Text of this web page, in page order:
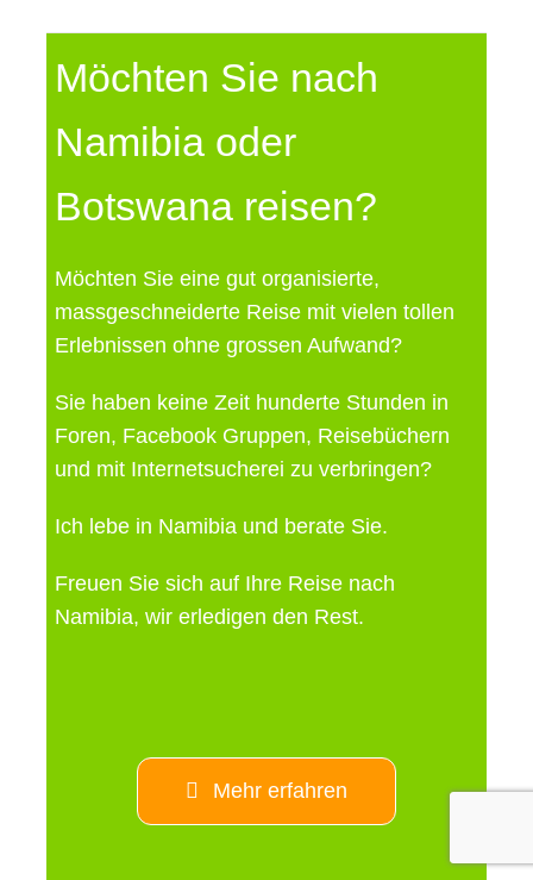
Möchten Sie nach
Namibia oder
Botswana reisen?
Möchten Sie eine gut organisierte,
massgeschneiderte Reise mit vielen tollen
Erlebnissen ohne grossen Aufwand?
Sie haben keine Zeit hunderte Stunden in
Foren, Facebook Gruppen, Reisebüchern
und mit Internetsucherei zu verbringen?
Ich lebe in Namibia und berate Sie.
Freuen Sie sich auf Ihre Reise nach
Namibia, wir erledigen den Rest.
Mehr erfahren